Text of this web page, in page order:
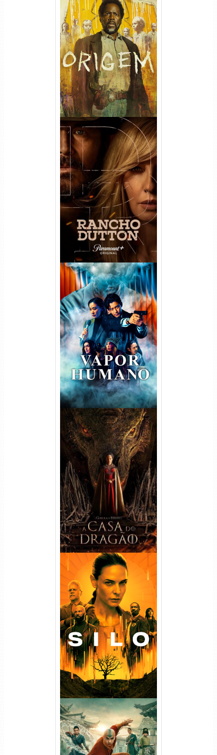
Origem 4ª Temporada Torrent
(2026) WEB-DL 1080p/4K
Dual Áudio
Rancho Dutton 1ª
Temporada Torrent (2026)
WEB-DL 1080p Dual Áudio
Vapor Humano 1ª Temporada
Torrent (2026) WEB-DL 1080p
Dual Áudio
A Casa do Dragão 1ª
Temporada Torrent (2022)
WEB-DL 720p/1080p Dual
Áudio
Silo 1ª Temporada Torrent
(2023) WEB-DL
720p/1080p/4K Dual Áudio